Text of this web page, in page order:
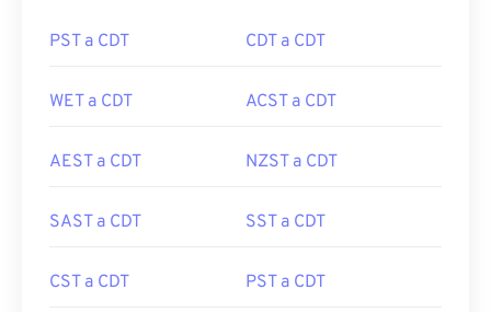
PST a CDT CDT a CDT
WET a CDT ACST a CDT
AEST a CDT NZST a CDT
SAST a CDT SST a CDT
CST a CDT PST a CDT